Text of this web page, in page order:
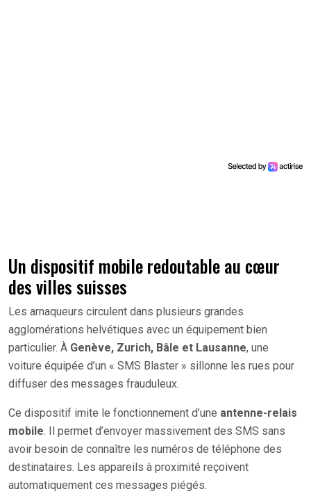
Un dispositif mobile redoutable au cœur
des villes suisses
Les arnaqueurs circulent dans plusieurs grandes
agglomérations helvétiques avec un équipement bien
particulier. À Genève, Zurich, Bâle et Lausanne, une
voiture équipée d’un « SMS Blaster » sillonne les rues pour
diffuser des messages frauduleux.
Ce dispositif imite le fonctionnement d’une antenne-relais
mobile. Il permet d’envoyer massivement des SMS sans
avoir besoin de connaître les numéros de téléphone des
destinataires. Les appareils à proximité reçoivent
automatiquement ces messages piégés.